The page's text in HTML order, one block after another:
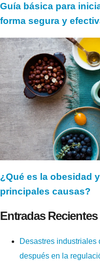
Guía básica para
forma segura y
¿Qué es la obesidad
principales causas?
Entradas Recientes
Desastres industriales
después en la